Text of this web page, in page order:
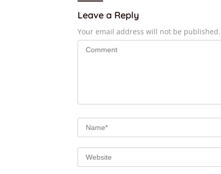
Leave a Reply
Your email address will not be published.